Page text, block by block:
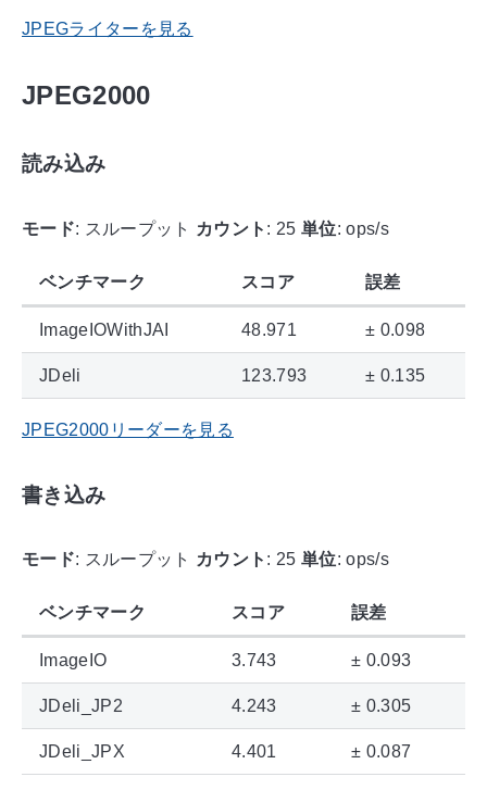
JPEGライターを見る
JPEG2000
読み込み
モード: スループット カウント : 25 単位: ops/s
ベンチマーク スコア 誤差
ImageIOWithJAI 48.971 ± 0.098
JDeli 123.793 ± 0.135
JPEG2000リーダーを見る
書き込み
モード: スループット カウント : 25 単位: ops/s
ベンチマーク スコア 誤差
ImageIO 3.743 ± 0.093
JDeli_JP2 4.243 ± 0.305
JDeli_JPX 4.401 ± 0.087